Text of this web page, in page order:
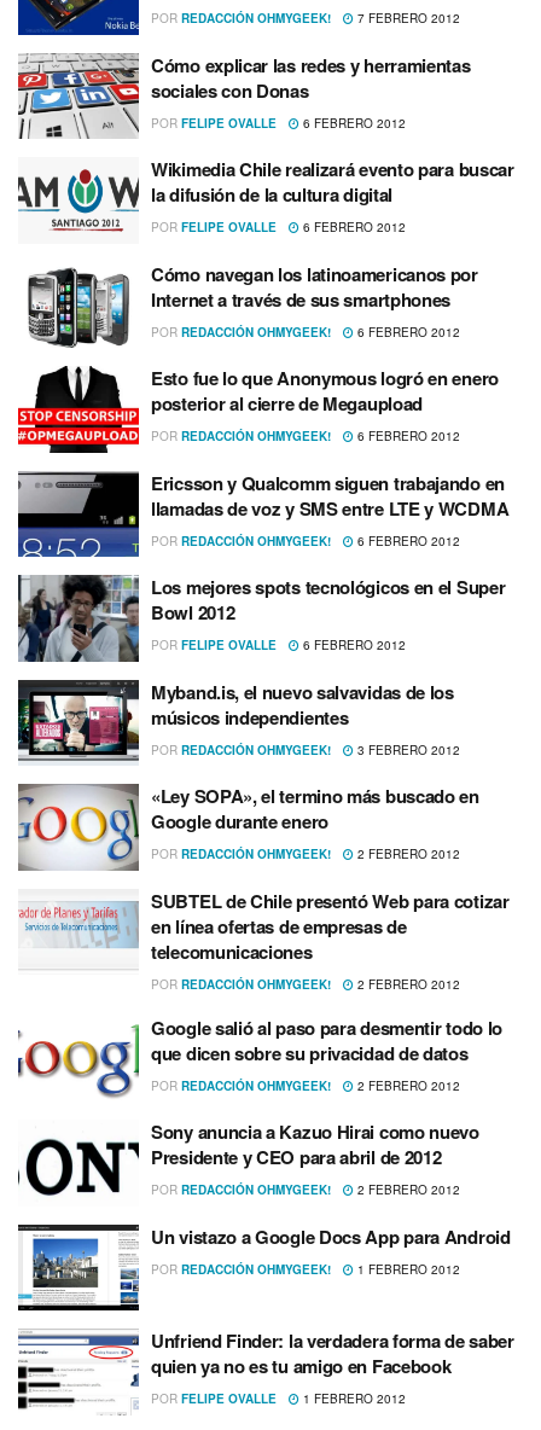
POR REDACCIÓN OHMYGEEK! 7 FEBRERO 2012
Cómo explicar las redes y herramientas
sociales con Donas
POR FELIPE OVALLE 6 FEBRERO 2012
Wikimedia Chile realizará evento para buscar
la difusión de la cultura digital
POR FELIPE OVALLE 6 FEBRERO 2012
Cómo navegan los latinoamericanos por
Internet a través de sus smartphones
POR REDACCIÓN OHMYGEEK! 6 FEBRERO 2012
Esto fue lo que Anonymous logró en enero
posterior al cierre de Megaupload
POR REDACCIÓN OHMYGEEK! 6 FEBRERO 2012
Ericsson y Qualcomm siguen trabajando en
llamadas de voz y SMS entre LTE y WCDMA
POR REDACCIÓN OHMYGEEK! 6 FEBRERO 2012
Los mejores spots tecnológicos en el Super
Bowl 2012
POR FELIPE OVALLE 6 FEBRERO 2012
Myband.is, el nuevo salvavidas de los
músicos independientes
POR REDACCIÓN OHMYGEEK! 3 FEBRERO 2012
«Ley SOPA», el termino más buscado en
Google durante enero
POR REDACCIÓN OHMYGEEK! 2 FEBRERO 2012
SUBTEL de Chile presentó Web para cotizar
en lí­nea ofertas de empresas de
telecomunicaciones
POR REDACCIÓN OHMYGEEK! 2 FEBRERO 2012
Google salió al paso para desmentir todo lo
que dicen sobre su privacidad de datos
POR REDACCIÓN OHMYGEEK! 2 FEBRERO 2012
Sony anuncia a Kazuo Hirai como nuevo
Presidente y CEO para abril de 2012
POR REDACCIÓN OHMYGEEK! 2 FEBRERO 2012
Un vistazo a Google Docs App para Android
POR REDACCIÓN OHMYGEEK! 1 FEBRERO 2012
Unfriend Finder: la verdadera forma de saber
quien ya no es tu amigo en Facebook
POR FELIPE OVALLE 1 FEBRERO 2012